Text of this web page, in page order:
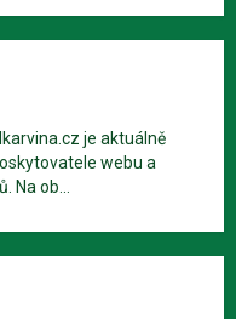
je aktuálně
webu a
ob...